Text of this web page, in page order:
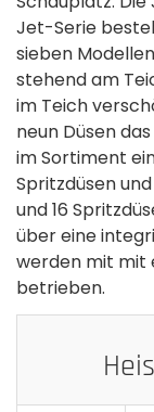
Jet-Serie
sieben
stehend am
im Teich
neun Düsen
im Sortiment
Spritzdüsen
und 16
über eine
werden mit mit
betrieben.